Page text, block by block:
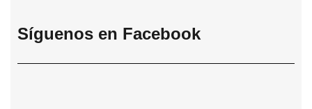
Síguenos en Facebook